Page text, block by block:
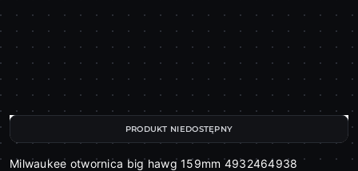
Milwaukee otwornica big hawg 159mm 4932464938
PRODUKT NIEDOSTĘPNY